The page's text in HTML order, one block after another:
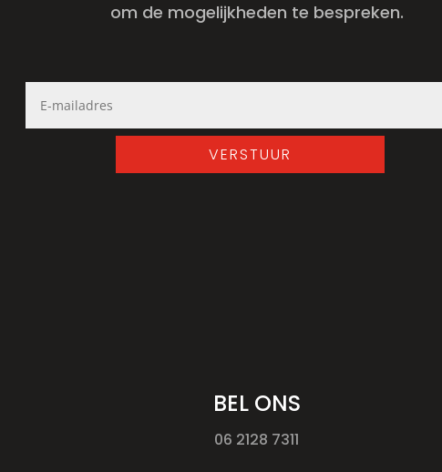
om de mogelijkheden te bespreken.
VERSTUUR
BEL ONS
06 2128 7311